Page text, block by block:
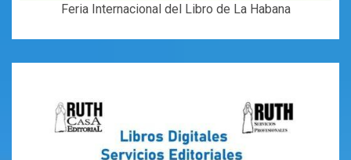
Feria Internacional del Libro de La Habana